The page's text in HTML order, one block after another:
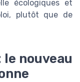
écologiques et
plutôt que de
le nouveau